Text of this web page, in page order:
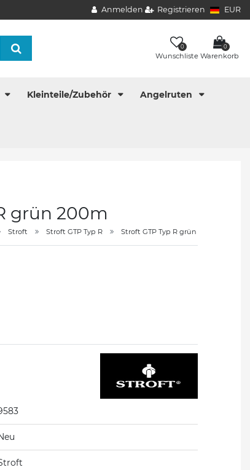
Anmelden Registrieren EUR
0
Wunschliste
0
Warenkorb
Kleinteile/Zubehör Angelruten
grün 200m
Stroft Stroft GTP Typ R Stroft GTP Typ R grün